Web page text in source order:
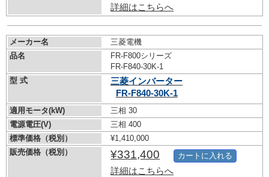
詳細はこちらへ
メーカー名
三菱電機
品名
FR-F800シリーズ
FR-F840-30K-1
型 式
三菱インバーター
FR-F840-30K-1
適用モータ(kW)
三相 30
電源電圧(V)
三相 400
標準価格（税別）
¥1,410,000
販売価格（税別）
¥331,400
詳細はこちらへ
カートに入れる